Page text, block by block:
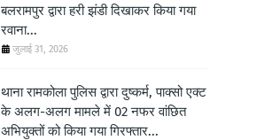
बलरामपुर द्वारा हरी झंडी दिखाकर किया गया
रवाना...
जुलाई 31, 2026
थाना रामकोला पुलिस द्वारा दुष्कर्म, पाक्सो एक्ट
के अलग-अलग मामले में 02 नफर वांछित
अभियुक्तों को किया गया गिरफ्तार...